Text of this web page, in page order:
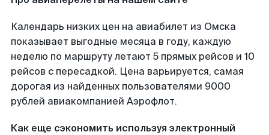
Календарь низких цен на авиабилет из Омска
показывает выгодные месяца в году, каждую
неделю по маршруту летают 5 прямых рейсов и 10
рейсов с пересадкой. Цена варьируется, самая
дорогая из найденных пользователями 9000
рублей авиакомпанией Аэрофлот.
Как еще сэкономить используя электронный